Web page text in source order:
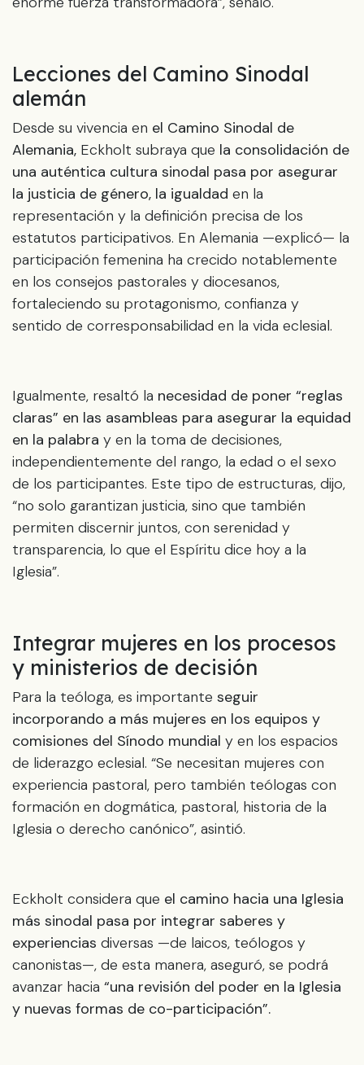
Lecciones del Camino Sinodal
alemán
Desde su vivencia en el Camino Sinodal de
Alemania, Eckholt subraya que la consolidación de
una auténtica cultura sinodal pasa por asegurar
la justicia de género, la igualdad en la
representación y la definición precisa de los
estatutos participativos. En Alemania —explicó— la
participación femenina ha crecido notablemente
en los consejos pastorales y diocesanos,
fortaleciendo su protagonismo, confianza y
sentido de corresponsabilidad en la vida eclesial.
Igualmente, resaltó la necesidad de poner “reglas
claras” en las asambleas para asegurar la equidad
en la palabra y en la toma de decisiones,
independientemente del rango, la edad o el sexo
de los participantes. Este tipo de estructuras, dijo,
“no solo garantizan justicia, sino que también
permiten discernir juntos, con serenidad y
transparencia, lo que el Espíritu dice hoy a la
Iglesia”.
Integrar mujeres en los procesos
y ministerios de decisión
Para la teóloga, es importante seguir
incorporando a más mujeres en los equipos y
comisiones del Sínodo mundial y en los espacios
de liderazgo eclesial. “Se necesitan mujeres con
experiencia pastoral, pero también teólogas con
formación en dogmática, pastoral, historia de la
Iglesia o derecho canónico”, asintió.
Eckholt considera que el camino hacia una Iglesia
más sinodal pasa por integrar saberes y
experiencias diversas —de laicos, teólogos y
canonistas—, de esta manera, aseguró, se podrá
avanzar hacia “una revisión del poder en la Iglesia
y nuevas formas de co-participación”.